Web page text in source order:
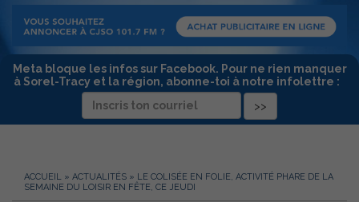
:
Meta bloque les infos sur Facebook. Pour ne rien manquer
à Sorel-Tracy et la région, abonne-toi à notre infolettre :
ACCUEIL » ACTUALITÉS » LE COLISÉE EN FOLIE, ACTIVITÉ PHARE DE LA
SEMAINE DU LOISIR EN FÊTE, CE JEUDI